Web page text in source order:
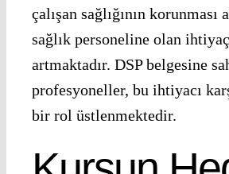
çalışan sağlığının
sağlık personeline olan
artmaktadır. DSP belgesine
profesyoneller, bu ihtiyacı
bir rol üstlenmektedir.